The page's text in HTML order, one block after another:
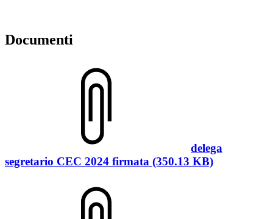
Documenti
delega
segretario CEC 2024 firmata (350.13 KB)